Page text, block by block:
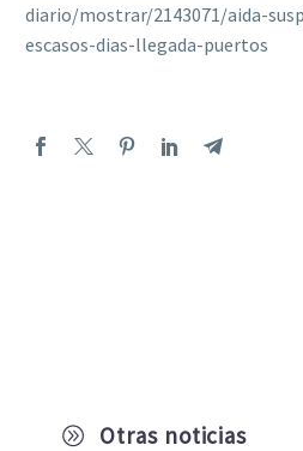
A Otras noticias
diario/mostrar/2143071/aida-
escasos-dias-llegada-puertos